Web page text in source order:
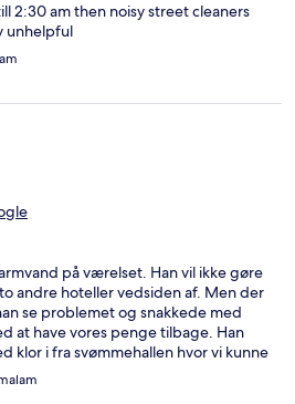
2:30 am then noisy street cleaners
unhelpful
på værelset. Han vil ikke gøre
andre hoteller vedsiden af. Men der
se problemet og snakkede med
at have vores penge tilbage. Han
klor i fra svømmehallen hvor vi kunne
vi. Og så tilbudt han et andet
igen.